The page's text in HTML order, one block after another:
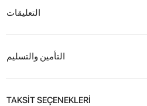
التعليقات
التأمين والتسليم
TAKSİT SEÇENEKLERİ